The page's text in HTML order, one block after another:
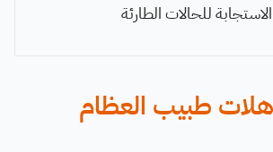
الاستجابة للحالات الطارئة
طبيب العظام